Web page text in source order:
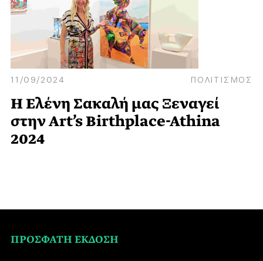
11/09/2024 ΠΟΛΙΤΙΣΜΟΣ
Η Ελένη Σακαλή μας Ξεναγεί
στην Art’s Birthplace-Athina
2024
ΠΡΟΣΦΑΤΗ ΕΚΔΟΣΗ